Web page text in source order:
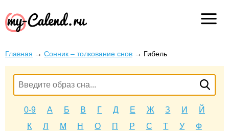
Главная → Сонник – толкование снов → Гибель
0-9 А Б В Г Д Е Ж З И
Й
К
Л М Н О П Р С Т У
Ф